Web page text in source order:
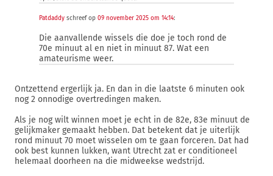
Patdaddy schreef op 09 november 2025 om 14:14:
Die aanvallende wissels die doe je toch rond de
70e minuut al en niet in minuut 87. Wat een
amateurisme weer.
Ontzettend ergerlijk ja. En dan in die laatste 6 minuten ook
nog 2 onnodige overtredingen maken.
Als je nog wilt winnen moet je echt in de 82e, 83e minuut de
gelijkmaker gemaakt hebben. Dat betekent dat je uiterlijk
rond minuut 70 moet wisselen om te gaan forceren. Dat had
ook best kunnen lukken, want Utrecht zat er conditioneel
helemaal doorheen na die midweekse wedstrijd.